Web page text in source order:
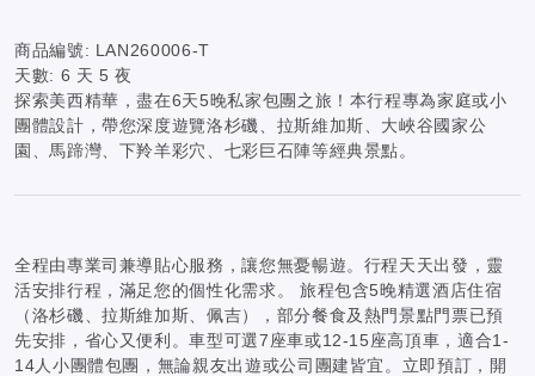
商品編號: LAN260006-T
天數: 6 天 5 夜
探索美西精華，盡在6天5晚私家包團之旅！本行程專為家庭或小
團體設計，帶您深度遊覽洛杉磯、拉斯維加斯、大峽谷國家公
園、馬蹄灣、下羚羊彩穴、七彩巨石陣等經典景點。
全程由專業司兼導貼心服務，讓您無憂暢遊。行程天天出發，靈
活安排行程，滿足您的個性化需求。 旅程包含5晚精選酒店住宿
（洛杉磯、拉斯維加斯、佩吉），部分餐食及熱門景點門票已預
先安排，省心又便利。車型可選7座車或12-15座高頂車，適合1-
14人小團體包團，無論親友出遊或公司團建皆宜。立即預訂，開